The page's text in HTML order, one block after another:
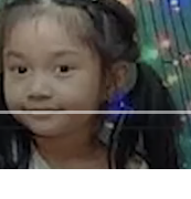
"quá
team Mai
. SHOWBIZ 82 lượt